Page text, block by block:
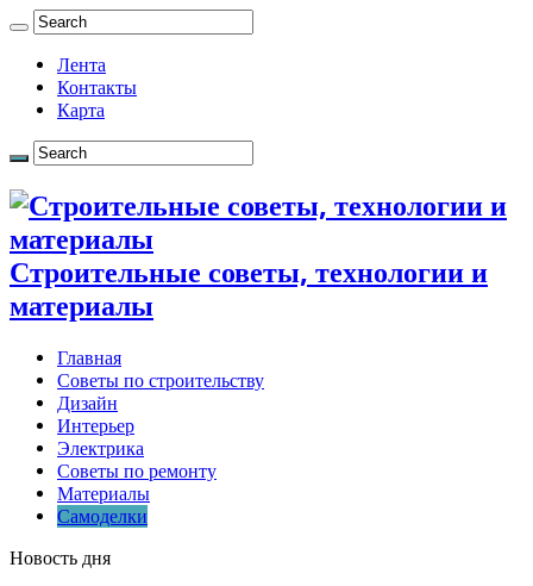
Лента
Контакты
Карта
Строительные советы, технологии и
материалы
Главная
Советы по строительству
Дизайн
Интерьер
Электрика
Советы по ремонту
Материалы
Самоделки
Новость дня